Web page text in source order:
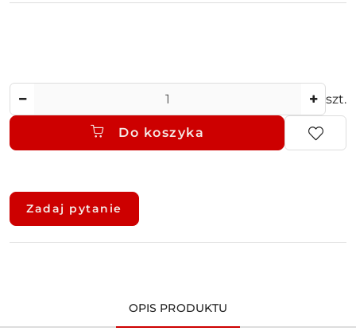
szt.
Do koszyka
Dostępność
dostawa
Zadaj pytanie
OPIS PRODUKTU